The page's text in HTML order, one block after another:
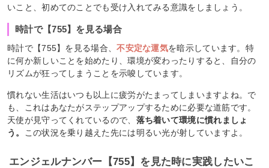
いこと、初めてのことでも受け入れてみる意識をしましょう。
時計で【755】を見る場合
時計で【755】を見る場合、不安定な運気を暗示しています。特
に何か新しいことを始めたり、環境が変わったりすると、自分の
リズムが狂ってしまうことを示唆しています。
慣れない生活はいつも以上に疲労がたまってしまいますよね。で
も、これはあなたがステップアップするために必要な道筋です。
天使が見守ってくれているので、 落ち着いて環境に慣れましょ
う。
この状況を乗り越えた先には明るい光が射していますよ。
エンジェルナンバー【755】を見た時に実践したいこ